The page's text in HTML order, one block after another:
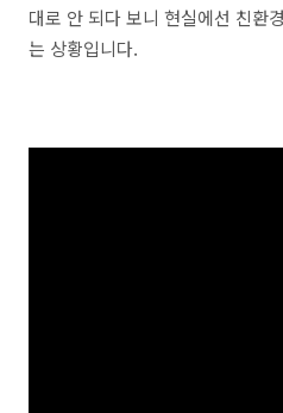
대로 안 되다 보니 현실에선 친환
는 상황입니다.